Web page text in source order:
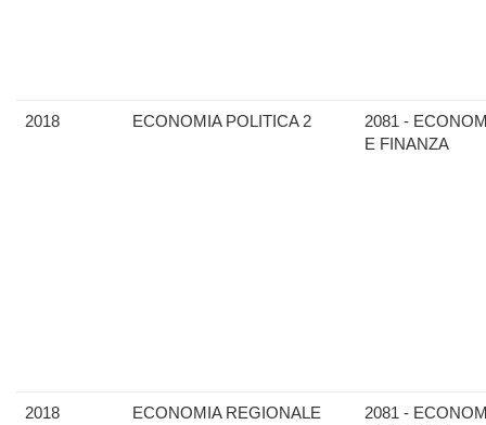
2018 ECONOMIA POLITICA 2
2081 -
E FINANZA
2018 ECONOMIA REGIONALE
2081 -